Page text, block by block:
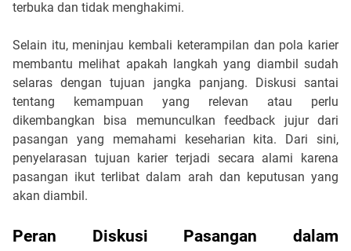
terbuka dan tidak menghakimi.
Selain itu, meninjau kembali keterampilan dan pola karier
membantu melihat apakah langkah yang diambil sudah
selaras dengan tujuan jangka panjang. Diskusi santai
tentang kemampuan yang relevan atau perlu
dikembangkan bisa memunculkan feedback jujur dari
pasangan yang memahami keseharian kita. Dari sini,
penyelarasan tujuan karier terjadi secara alami karena
pasangan ikut terlibat dalam arah dan keputusan yang
akan diambil.
Peran Diskusi Pasangan dalam